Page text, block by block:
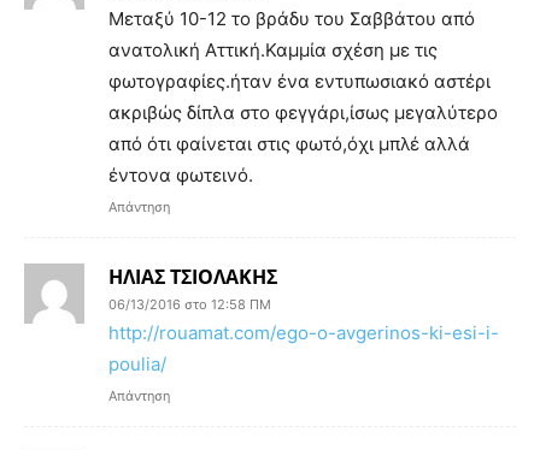
Μεταξύ 10-12 το βράδυ του Σαββάτου από
ανατολική Αττική.Καμμία σχέση με τις
φωτογραφίες.ήταν ένα εντυπωσιακό αστέρι
ακριβώς δίπλα στο φεγγάρι,ίσως μεγαλύτερο
από ότι φαίνεται στις φωτό,όχι μπλέ αλλά
έντονα φωτεινό.
Απάντηση
ΗΛΙΑΣ ΤΣΙΟΛΑΚΗΣ
06/13/2016 στο 12:58 ΠΜ
http://rouamat.com/ego-o-avgerinos-ki-esi-i-
poulia/
Απάντηση